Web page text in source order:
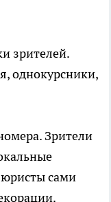
зрителей.
однокурсники,
Зрители
сами